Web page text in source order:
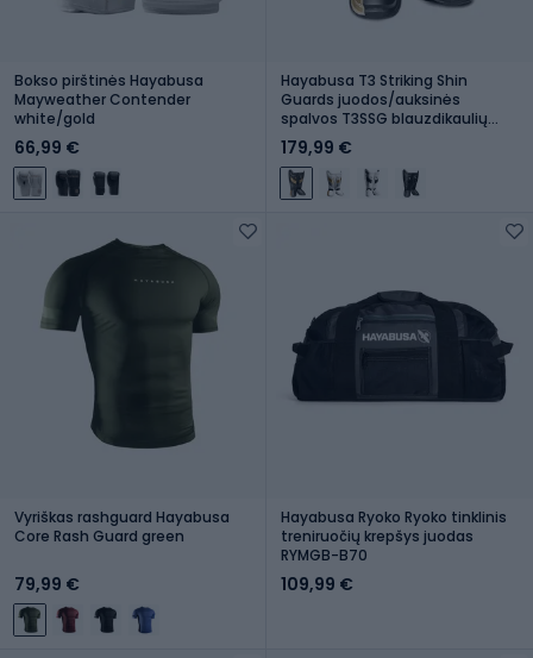
Bokso pirštinės Hayabusa
Mayweather Contender
white/gold
66,99 €
Hayabusa T3 Striking Shin
Guards juodos/auksinės
spalvos T3SSG blauzdikaulių
apsaugos
179,99 €
Vyriškas rashguard Hayabusa
Core Rash Guard green
79,99 €
Hayabusa Ryoko Ryoko tinklinis
treniruočių krepšys juodas
RYMGB-B70
109,99 €